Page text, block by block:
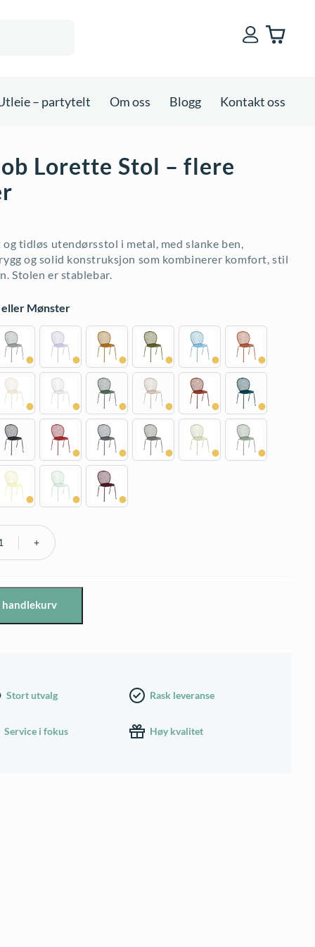
– partytelt Om oss Blogg Kontakt oss
Lorette Stol – flere
og tidløs utendørsstol i metal, med slanke ben,
og solid konstruksjon som kombinerer komfort, stil
Stolen er stablebar.
eller Mønster
handlekurv
Stort utvalg Rask leveranse
Service i fokus Høy kvalitet